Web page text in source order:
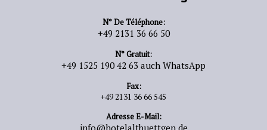
N° De Téléphone:
+49 2131 36 66 50
N° Gratuit:
+49 1525 190 42 63 auch WhatsApp
Fax:
+49 2131 36 66 545
Adresse E-Mail:
info@hotelaltbuettgen.de